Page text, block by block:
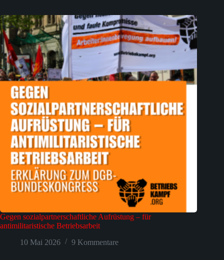
Gegen sozialpartnerschaftliche Aufrüstung – für
antimilitaristische Betriebsarbeit
10 Mai 2026
9 Kommentare